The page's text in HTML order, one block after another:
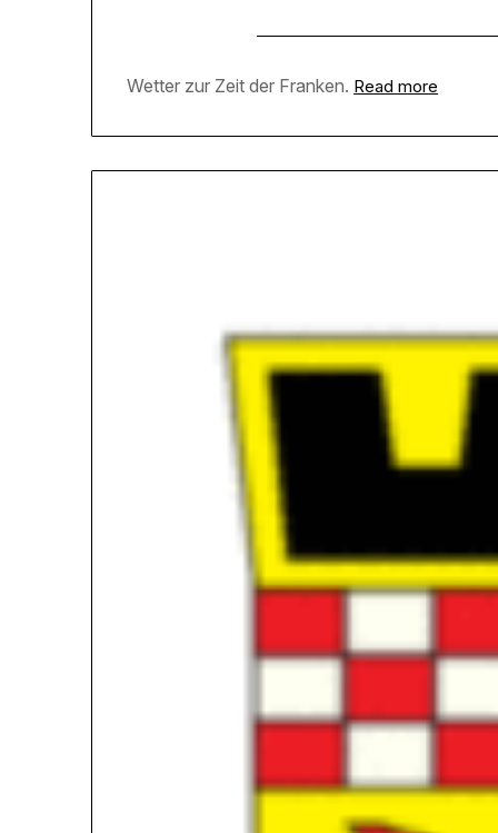
Wetter zur Zeit der Franken. Read more